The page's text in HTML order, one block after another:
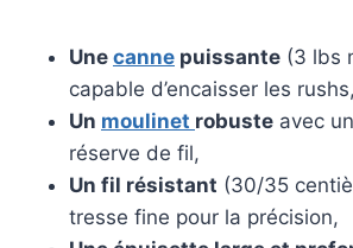
Une canne puissante (3 lbs
capable d’encaisser les rushs,
Un moulinet robuste avec
réserve de fil,
Un fil résistant (30/35
tresse fine pour la précision,